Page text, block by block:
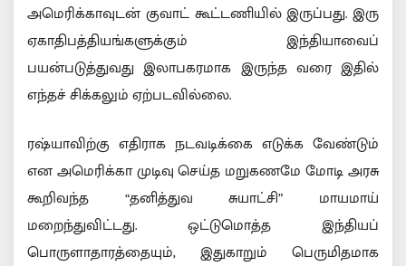
அமெரிக்காவுடன் குவாட் கூட்டணியில் இருப்பது. இரு
ஏகாதிபத்தியங்களுக்கும் இந்தியாவைப்
பயன்படுத்துவது இலாபகரமாக இருந்த வரை இதில்
எந்தச் சிக்கலும் ஏற்படவில்லை.
ரஷ்யாவிற்கு எதிராக நடவடிக்கை எடுக்க வேண்டும்
என அமெரிக்கா முடிவு செய்த மறுகணமே மோடி அரசு
கூறிவந்த “தனித்துவ சுயாட்சி” மாயமாய்
மறைந்துவிட்டது. ஒட்டுமொத்த இந்தியப்
பொருளாதாரத்தையும், இதுகாறும் பெருமிதமாக